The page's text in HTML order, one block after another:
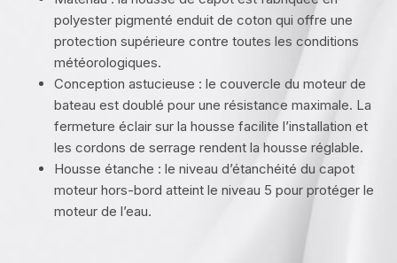
polyester pigmenté enduit de coton qui offre une
protection supérieure contre toutes les conditions
météorologiques.
Conception astucieuse : le couvercle du moteur de
bateau est doublé pour une résistance maximale. La
fermeture éclair sur la housse facilite l’installation et
les cordons de serrage rendent la housse réglable.
Housse étanche : le niveau d’étanchéité du capot
moteur hors-bord atteint le niveau 5 pour protéger le
moteur de l’eau.